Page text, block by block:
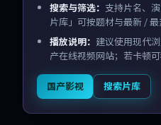
搜索与筛选： 支持片名、
片库」可按题材与最新 / 最
播放说明： 建议使用现代
产在线视频网站；若卡顿
国产影视 搜索片库